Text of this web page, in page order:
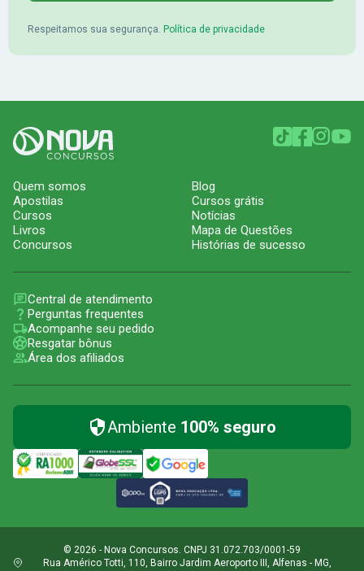
Respeitamos sua segurança. Política de privacidade
Quem somos
Apostilas
Cursos
Livros
Concursos
Blog
Cursos grátis
Notícias
Mapa de Questões
Histórias de sucesso
Central de atendimento
Perguntas frequentes
Acompanhe seu pedido
Resgatar bônus
Área dos afiliados
Ambiente 100% seguro
© 2026 - Nova Concursos. CNPJ 31.072.703/0001-59
Rua Américo Totti, 110, Bairro Jardim Aeroporto III, Alfenas - MG,